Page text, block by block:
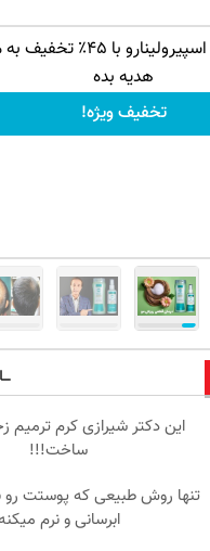
شامپو جلبک اسپیرولینارو با
هدیه بده
تخفیف ویژه!
این دکتر شیرازی کرم ترمیم
ساخت!!!
تنها روش طبیعی که پوستت
ابرسانی و نرم